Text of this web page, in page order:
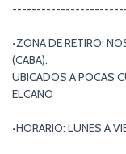
•ZONA DE RETIRO:
(CABA).
UBICADOS A POCAS
ELCANO
•HORARIO: LUNES A